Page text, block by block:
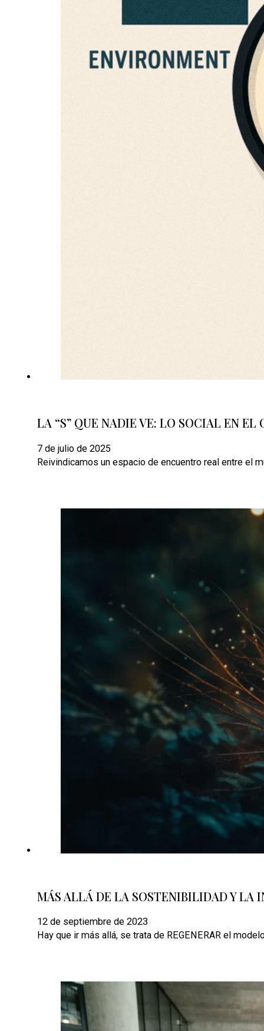
LA “S” QUE NADIE VE: LO SOCIAL EN
7 de julio de 2025
Reivindicamos un espacio de encuentro real entre el
MÁS ALLÁ DE LA SOSTENIBILIDAD Y LA
12 de septiembre de 2023
Hay que ir más allá, se trata de REGENERAR el